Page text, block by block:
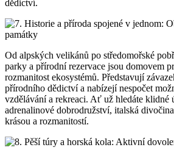
dědictví.
Od alpských velikánů po středomořské
parky a přírodní rezervace jsou domovem
rozmanitost ekosystémů. Představují
přírodního dědictví a nabízejí nespočet
vzdělávání a rekreaci. Ať už hledáte klidné
adrenalinové dobrodružství, italská
krásou a rozmanitostí.